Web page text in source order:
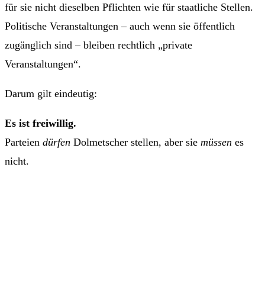
für sie nicht dieselben Pflichten wie für staatliche Stellen.
Politische Veranstaltungen – auch wenn sie öffentlich
zugänglich sind – bleiben rechtlich „private
Veranstaltungen“.
Darum gilt eindeutig:
Es ist freiwillig.
Parteien dürfen Dolmetscher stellen, aber sie müssen es
nicht.